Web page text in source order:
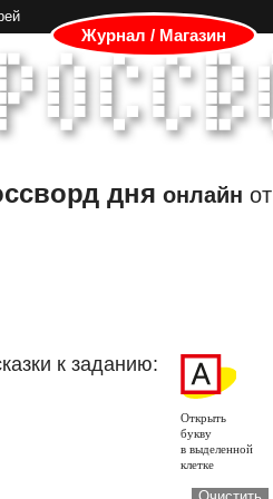
Журнал / Магазин
дня онлайн от
к заданию:
Открыть
букву
в выделенной
клетке